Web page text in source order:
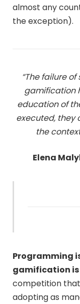
almost any
the exception).
“The failure
gamification
education of
executed, they
the
Elena
Programming
gamification
competition that
adopting as